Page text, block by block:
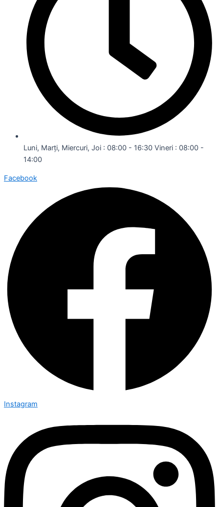
Luni, Marți, Miercuri, Joi : 08:00 - 16:30 Vineri : 08:00 -
14:00
Facebook
Instagram